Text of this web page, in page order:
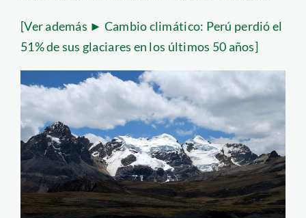
[Ver además ► Cambio climático: Perú perdió el
51% de sus glaciares en los últimos 50 años]